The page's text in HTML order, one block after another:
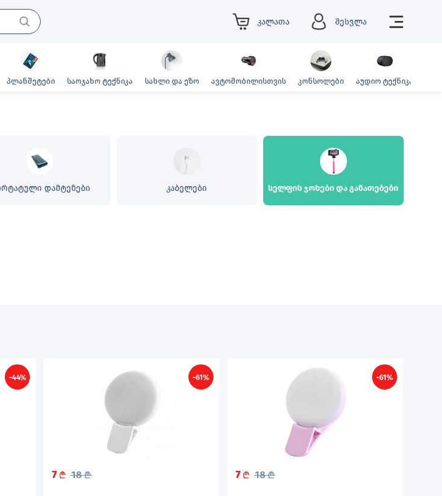
კალათა შესვლა
პლანშეტები საოჯახო ტექნიკა სახლი და ეზო ავტომობილისთვის კონსოლები აუდიო ტექნიკა
დამტენები კაბელები სელფის ჯოხები და განათებები
-44% -61%
7 L 18L
-61%
7 L 18L